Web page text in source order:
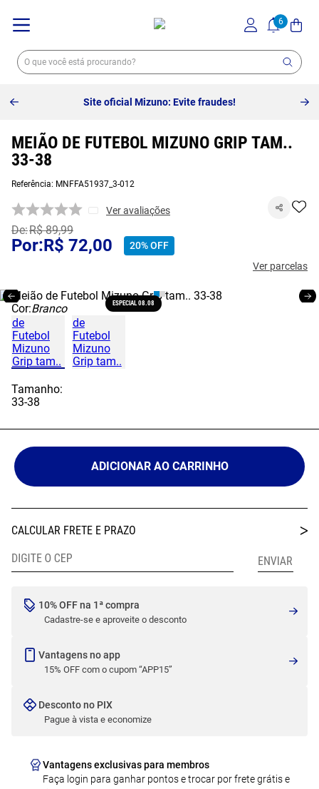
Site oficial Mizuno: Evite fraudes!
MEIÃO DE FUTEBOL MIZUNO GRIP TAM..
33-38
Referência: MNFFA51937_3-012
Ver avaliações
R$ 89,99
R$ 72,00 20%OFF
Ver parcelas
ESPECIAL 08.08
Cor:Branco
Tamanho:
33-38
ADICIONAR AO CARRINHO
10% OFF na 1ª compra
Cadastre-se e aproveite o desconto
Vantagens no app
15% OFF com o cupom “APP15”
Desconto no PIX
Pague à vista e economize
Vantagens exclusivas para membros
Faça login para ganhar pontos e trocar por frete grátis e